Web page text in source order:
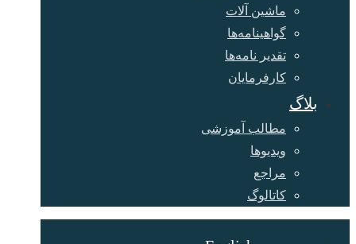
ماشین آلات
گواهینامه‌ها
تقدیر نامه‌ها
کارفرمایان
بلاگ
مطالب آموزشی
ویدیوها
مراجع
کاتالوگ